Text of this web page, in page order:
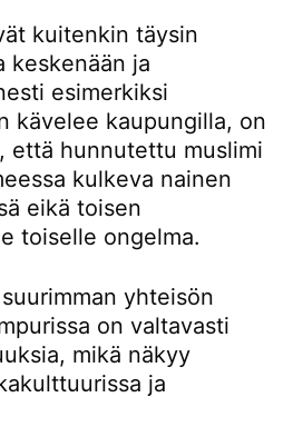
kuitenkin täysin
keskenään ja
esimerkiksi
kävelee kaupungilla, on
että hunnutettu muslimi
kulkeva nainen
eikä toisen
toiselle ongelma.
yhteisön
on valtavasti
mikä näkyy
ja